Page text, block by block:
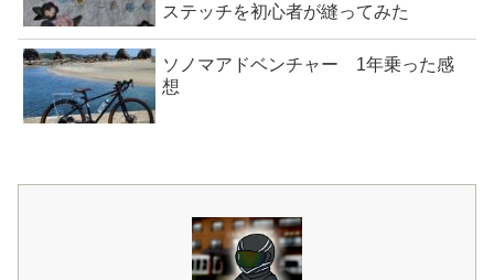
ステッチを初心者が縫ってみた
ソノマアドベンチャー 1年乗った感
想